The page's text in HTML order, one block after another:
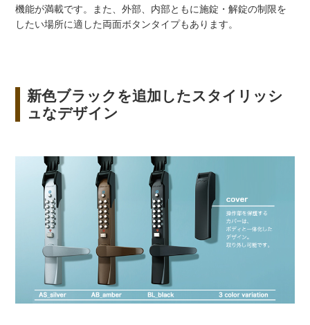
機能が満載です。また、外部、内部ともに施錠・解錠の制限を
したい場所に適した両面ボタンタイプもあります。
新色ブラックを追加したスタイリッシ
ュなデザイン